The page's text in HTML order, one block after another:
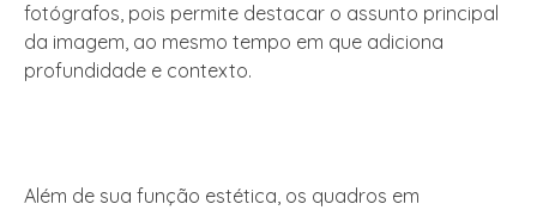
fotógrafos, pois permite destacar o assunto principal
da imagem, ao mesmo tempo em que adiciona
profundidade e contexto.
Além de sua função estética, os quadros em